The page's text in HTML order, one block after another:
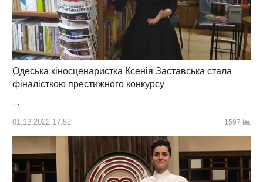
Одеська кіносценаристка Ксенія Заставська стала
фіналісткою престижного конкурсу
…
01.12.2022 17:52 1597